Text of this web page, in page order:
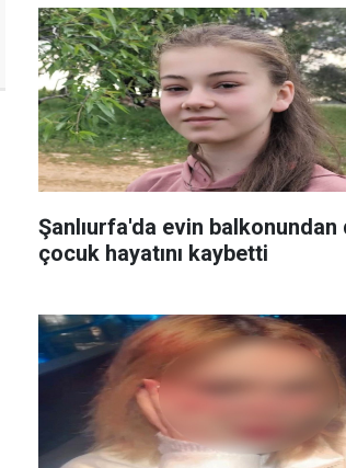
Şanlıurfa'da evin balkonundan
çocuk hayatını kaybetti